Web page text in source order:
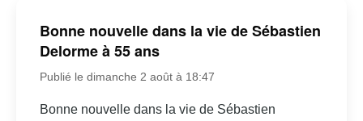
Bonne nouvelle dans la vie de Sébastien
Delorme à 55 ans
Publié le dimanche 2 août à 18:47
Bonne nouvelle dans la vie de Sébastien